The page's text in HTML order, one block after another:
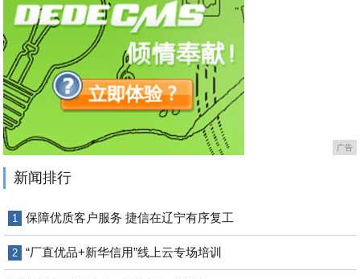
广告
新闻排行
1 保障优质客户服务 捷信在辽宁有序复工
2 “厂直优品+新华信用”线上云专场培训